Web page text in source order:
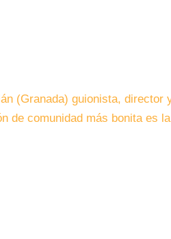
(Granada) guionista, director
de comunidad más bonita es